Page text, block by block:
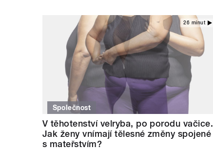
26 minut
Společnost
V těhotenství velryba, po porodu vačice.
Jak ženy vnímají tělesné změny spojené
s mateřstvím?